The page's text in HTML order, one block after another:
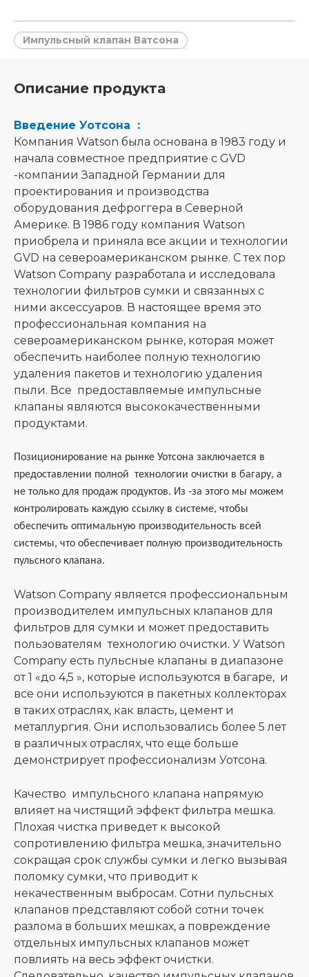
Импульсный клапан Ватсона
Описание продукта
Введение Уотсона :
Компания Watson была основана в 1983 году и
начала совместное предприятие с GVD
-компании Западной Германии для
проектирования и производства
оборудования дефроггера в Северной
Америке. В 1986 году компания Watson
приобрела и приняла все акции и технологии
GVD на североамериканском рынке. С тех пор
Watson Company разработала и исследовала
технологии фильтров сумки и связанных с
ними аксессуаров. В настоящее время это
профессиональная компания на
североамериканском рынке, которая может
обеспечить наиболее полную технологию
удаления пакетов и технологию удаления
пыли. Все предоставляемые импульсные
клапаны являются высококачественными
продуктами.
Позиционирование на рынке Уотсона заключается в
предоставлении полной технологии очистки в багару, а
не только для продаж продуктов. Из -за этого мы можем
контролировать каждую ссылку в системе, чтобы
обеспечить оптимальную производительность всей
системы, что обеспечивает полную производительность
пульсного клапана.
Watson Company является профессиональным
производителем импульсных клапанов для
фильтров для сумки и может предоставить
пользователям технологию очистки. У Watson
Company есть пульсные клапаны в диапазоне
от 1 «до 4,5 », которые используются в багаре, и
все они используются в пакетных коллекторах
в таких отраслях, как власть, цемент и
металлургия. Они использовались более 5 лет
в различных отраслях, что еще больше
демонстрирует профессионализм Уотсона.
Качество импульсного клапана напрямую
влияет на чистящий эффект фильтра мешка.
Плохая чистка приведет к высокой
сопротивлению фильтра мешка, значительно
сокращая срок службы сумки и легко вызывая
поломку сумки, что приводит к
некачественным выбросам. Сотни пульсных
клапанов представляют собой сотни точек
разлома в больших мешках, а повреждение
отдельных импульсных клапанов может
повлиять на весь эффект очистки.